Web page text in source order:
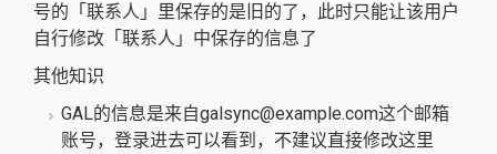
号的「联系人」里保存的是旧的了，此时只能让该用户
自行修改「联系人」中保存的信息了
其他知识
GAL的信息是来自galsync@example.com这个邮箱
账号，登录进去可以看到，不建议直接修改这里